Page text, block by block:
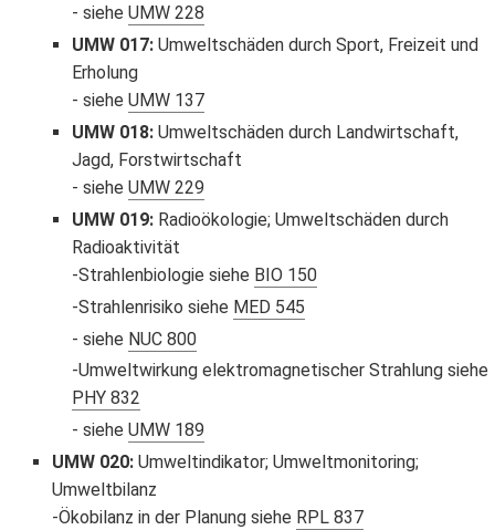
siehe UMW 228
UMW 017:Umweltschäden durch Sport, Freizeit und
Erholung
siehe UMW 137
UMW 018:Umweltschäden durch Landwirtschaft,
Jagd, Forstwirtschaft
siehe UMW 229
UMW 019:Radioökologie; Umweltschäden durch
Radioaktivität
Strahlenbiologie siehe BIO 150
Strahlenrisiko siehe MED 545
siehe NUC 800
Umweltwirkung elektromagnetischer Strahlung siehe
PHY 832
siehe UMW 189
UMW 020: Umweltindikator; Umweltmonitoring;
Umweltbilanz
Ökobilanz in der Planung siehe RPL 837